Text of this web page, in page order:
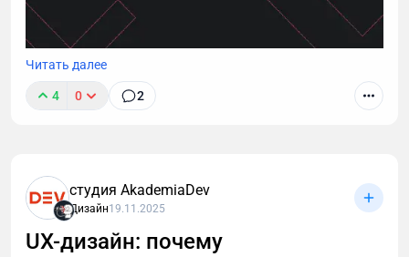
Читать далее
4 0 2
студия AkademiaDev
Дизайн19.11.2025
UX-дизайн: почему